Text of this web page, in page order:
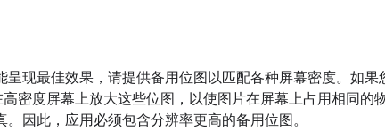
呈现最佳效果，请提供备用位图以匹配各种屏幕密度。如
密度屏幕上放大这些位图，以使图片在屏幕上占用相同的
因此，应用必须包含分辨率更高的备用位图。